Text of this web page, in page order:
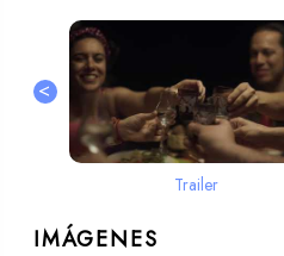
<
Trailer
IMÁGENES